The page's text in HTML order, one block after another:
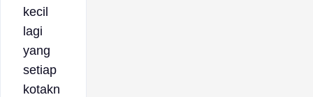
kecil
lagi
yang
setiap
kotakn